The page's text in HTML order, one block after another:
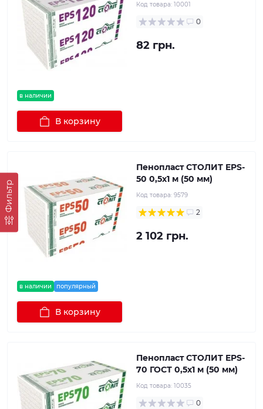
Фильтр
в наличии
Код товара: 10001
0
82 грн.
В корзину
в наличии популярный
Пенопласт СТОЛИТ EPS-
50 0,5х1 м (50 мм)
Код товара: 9579
2
2 102 грн.
В корзину
Пенопласт СТОЛИТ EPS-
70 ГОСТ 0,5х1 м (50 мм)
Код товара: 10035
0